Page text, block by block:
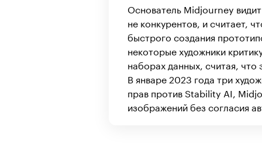
Основатель Midjourney
не конкурентов, и считает,
быстрого создания
некоторые художники
наборах данных, считая, что
В январе 2023 года три
прав против Stability AI,
изображений без согласия